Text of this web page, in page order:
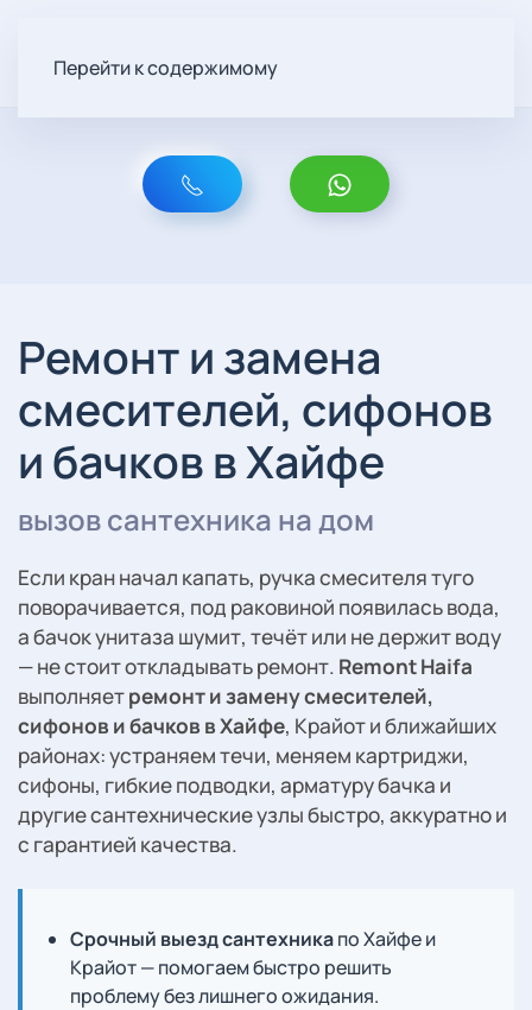
Перейти к содержимому
Капает кран, течёт
сифон или шумит бачок?
сифоны и арматуру бачка. Быстрый
выезд и честная стоимость работ.
Ремонт и замена
смесителей, сифонов
и бачков в Хайфе
вызов сантехника на дом
Если кран начал капать, ручка смесителя туго
поворачивается, под раковиной появилась вода,
а бачок унитаза шумит, течёт или не держит воду
— не стоит откладывать ремонт. Remont Haifa
выполняетремонт и замену смесителей,
сифонов и бачков в Хайфе, Крайот и ближайших
районах: устраняем течи, меняем картриджи,
сифоны, гибкие подводки, арматуру бачка и
другие сантехнические узлы быстро, аккуратно и
с гарантией качества.
Срочный выезд сантехникапо Хайфе и
Крайот — помогаем быстро решить
проблему без лишнего ожидания.